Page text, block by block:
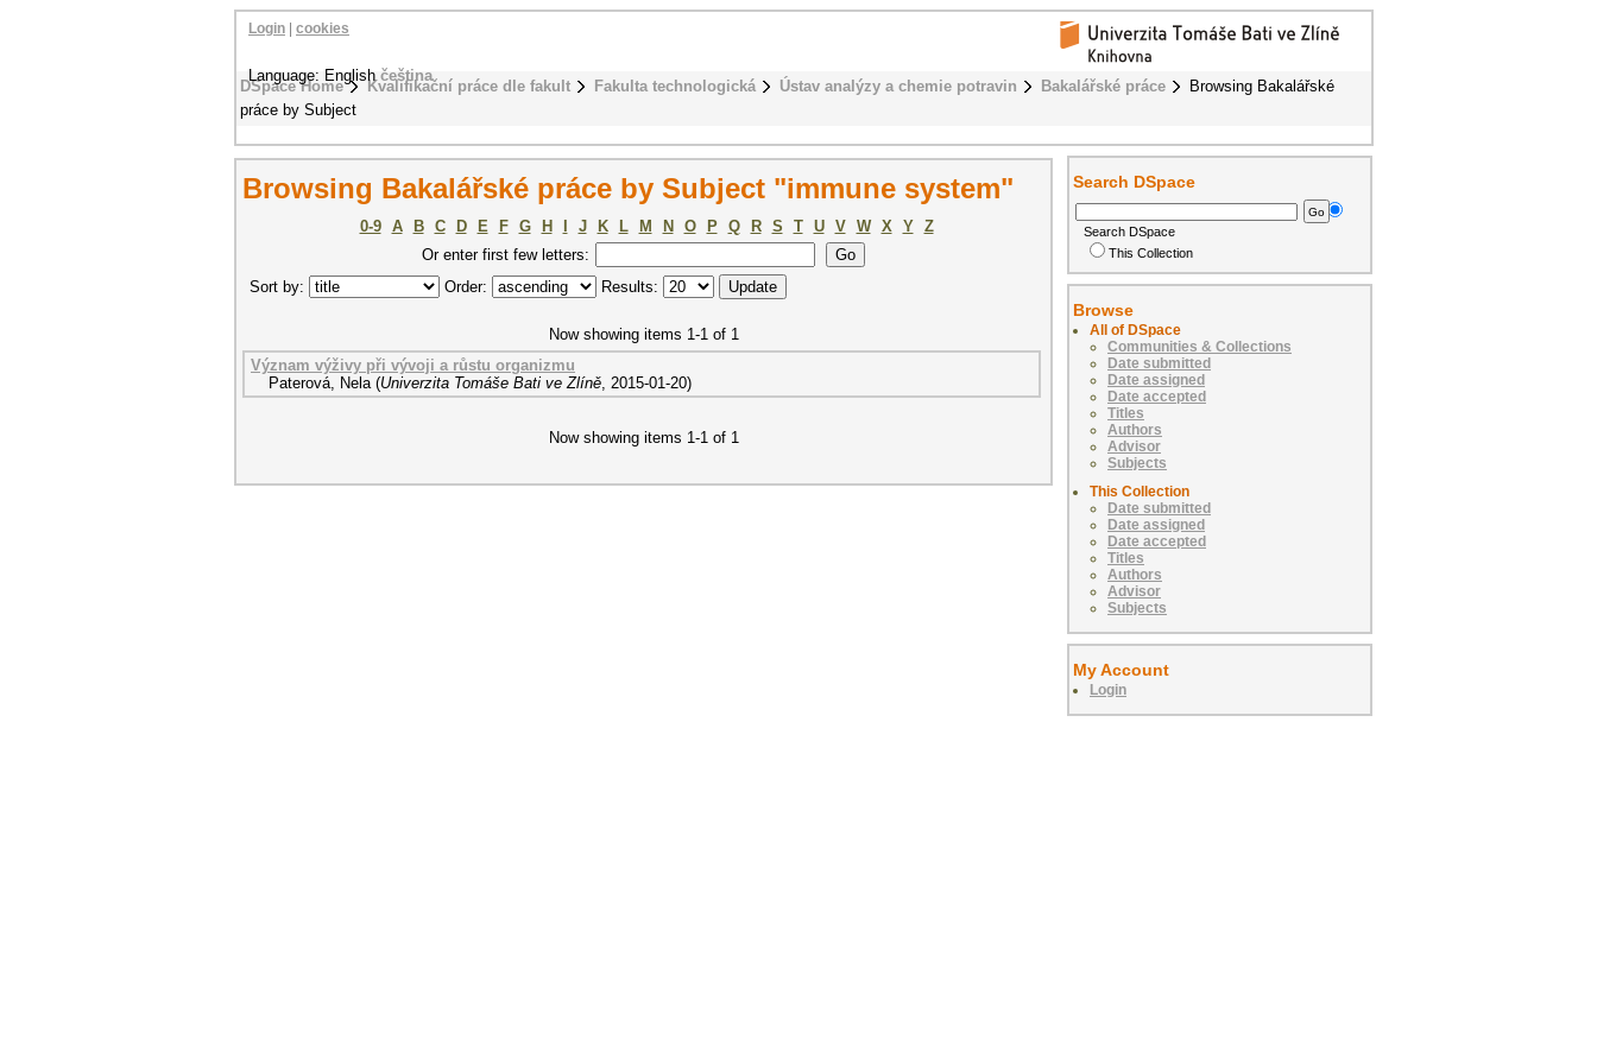
DSpace Home Kvalifikační práce dle fakult Fakulta technologická Ústav analýzy a chemie potravin Bakalářské práce
Browsing Bakalářské
práce by Subject
Login cookies
Language: Englishčeština
Browsing Bakalářské práce by Subject "immune system"
0-9 A B C D E F G H J K L M N O P Q R S T U V W X Y
Z
Or enter first few letters:
Sort by:
Order: Results:
Now showing items 1-1 of 1
Význam výživy při vývoji a růstu organizmu
Paterová, Nela (Univerzita Tomáše Bati ve Zlíně, 2015-01-20)
Now showing items 1-1 of 1
Search DSpace
Search DSpace
This Collection
Browse
All of DSpace
Communities & Collections
Date submitted
Date assigned
Date accepted
Titles
Authors
Advisor
Subjects
This Collection
Date submitted
Date assigned
Date accepted
Titles
Authors
Advisor
Subjects
My Account
Login